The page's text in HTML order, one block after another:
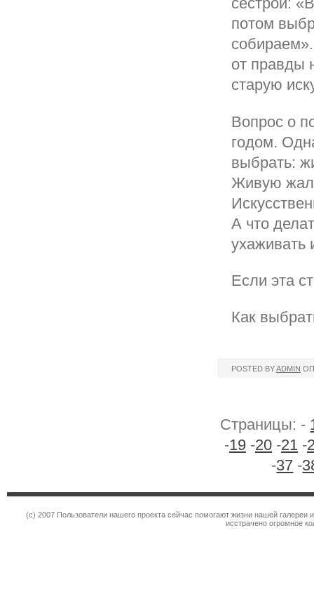
потом
от правды
старую
Вопрос о
годом.
выбрать:
Живую
А что
ухаживать
Если эта
Как
POSTED BYADMIN
Страницы: -
-19 -20 -21 -
-37 -
(c) 2007 Пользователи нашего проекта сейчас помогают жизни нашей
исстрачено огромное